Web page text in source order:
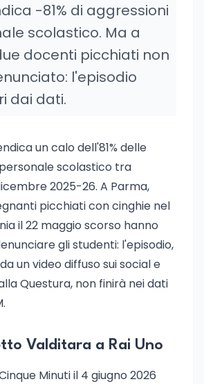
-81% di aggressioni
scolastico. Ma a
docenti picchiati non
l'episodio
dai dati.
un calo dell'81% delle
scolastico tra
2025-26. A Parma,
picchiati con cinghie nel
il 22 maggio scorso hanno
gli studenti: l'episodio,
un video diffuso sui social e
Questura, non finirà nei dati
Valditara a Rai Uno
Minuti il 4 giugno 2026